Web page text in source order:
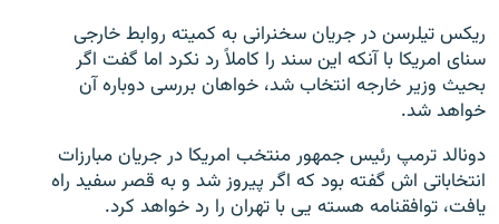
همۀ سایت‌های رادیو آزادی/ رادیو اروپای آزاد
ریکس تیلرسن در جریان سخنرانی به کمیته روابط خارجی
سنای امریکا با آنکه این سند را کاملاً رد نکرد اما گفت اگر
بحیث وزیر خارجه انتخاب شد، خواهان بررسی دوباره آن
خواهد شد.
دونالد ترمپ رئیس جمهور منتخب امریکا در جریان مبارزات
انتخاباتی اش گفته بود که اگر پیروز شد و به قصر سفید راه
یافت، توافقنامه هسته یی با تهران را رد خواهد کرد.